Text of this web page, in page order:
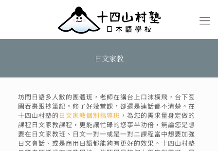
日文家教
坊間日語多人數的團體班，老師在講台上口沫橫飛，台下囫
圇吞棗跟抄筆記。修了好幾堂課，卻還是連話都不清楚。在
十四山村塾的 日文家教個別指導班 ，為您的需求量身定做的
課程日文家教課程，更能讓忙碌的您事半功倍，無論您是想
要在日文家教班、日文一對一或是一對二課程當中想要加強
日文會話、或是商用日語都能夠有更好的效果。十四山村塾